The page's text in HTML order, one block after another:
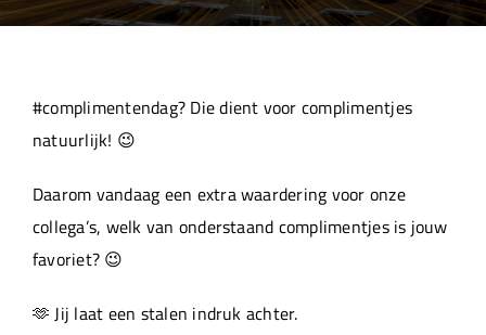
Projecten
#complimentendag? Die dient voor complimentjes
natuurlijk! 😉
Daarom vandaag een extra waardering voor onze
collega’s, welk van onderstaand complimentjes is jouw
favoriet? 😉
🫶 Jij laat een stalen indruk achter.